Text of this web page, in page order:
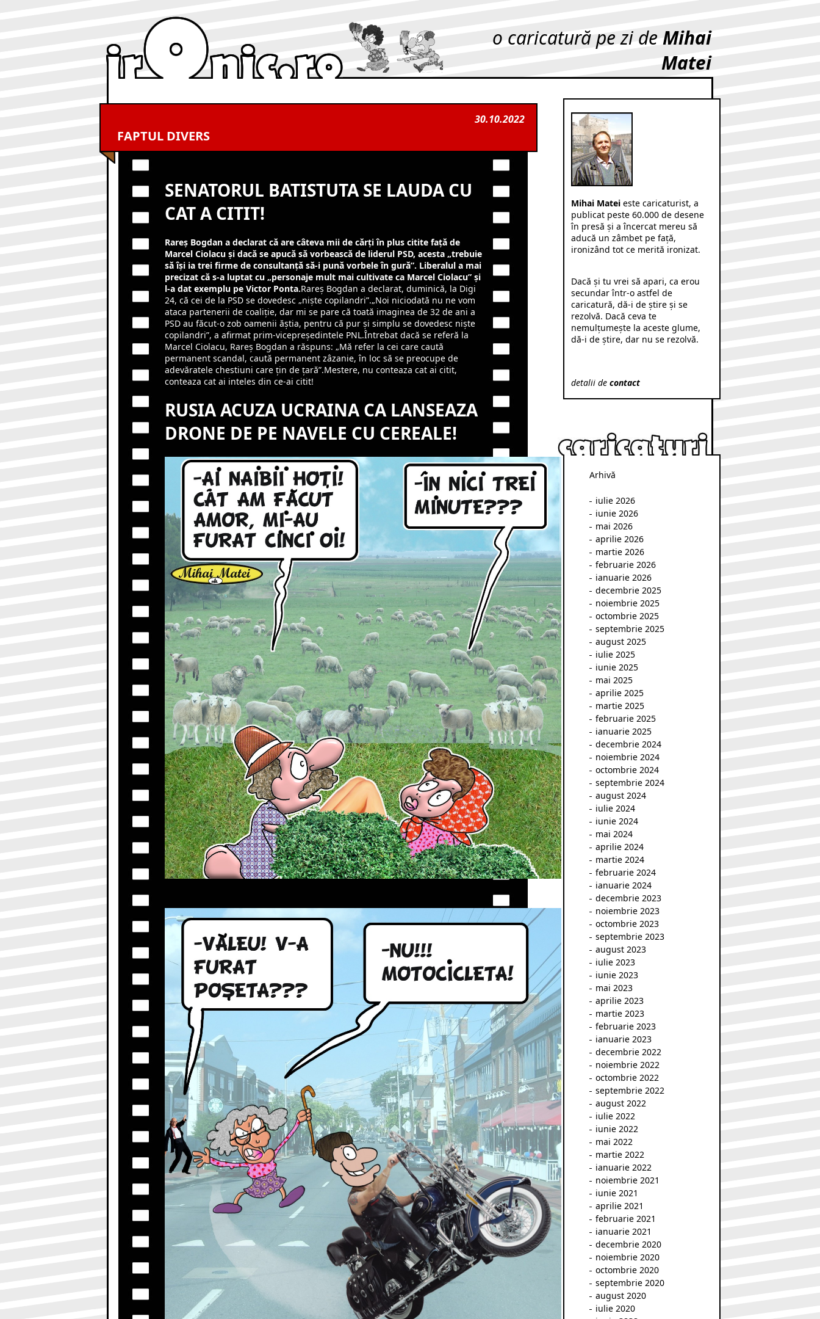
o caricatură pe zi deMihai
Matei
30.10.2022
FAPTUL DIVERS
SENATORUL BATISTUTA SE LAUDA CU
CAT A CITIT!
Rareş Bogdan a declarat că are câteva mii de cărţi în plus citite faţă de
Marcel Ciolacu şi dacă se apucă să vorbească de liderul PSD, acesta „trebuie
să îşi ia trei firme de consultanţă să-i pună vorbele în gură”. Liberalul a mai
precizat că s-a luptat cu „personaje mult mai cultivate ca Marcel Ciolacu” şi
l-a dat exemplu pe Victor Ponta.Rareş Bogdan a declarat, duminică, la Digi
24, că cei de la PSD se dovedesc „nişte copilandri”.„Noi niciodată nu ne vom
ataca partenerii de coaliţie, dar mi se pare că toată imaginea de 32 de ani a
PSD au făcut-o zob oamenii ăştia, pentru că pur şi simplu se dovedesc nişte
copilandri”, a afirmat prim-vicepreşedintele PNL.Întrebat dacă se referă la
Marcel Ciolacu, Rareş Bogdan a răspuns: „Mă refer la cei care caută
permanent scandal, caută permanent zâzanie, în loc să se preocupe de
adevăratele chestiuni care ţin de ţară”.Mestere, nu conteaza cat ai citit,
conteaza cat ai inteles din ce-ai citit!
RUSIA ACUZA UCRAINA CA LANSEAZA
DRONE DE PE NAVELE CU CEREALE!
Mihai Matei este caricaturist, a
publicat peste 60.000 de desene
în presă şi a încercat mereu să
aducă un zâmbet pe faţă,
ironizând tot ce merită ironizat.
Dacă şi tu vrei să apari, ca erou
secundar într-o astfel de
caricatură, dă-i de ştire şi se
rezolvă. Dacă ceva te
nemulţumeşte la aceste glume,
dă-i de ştire, dar nu se rezolvă.
detalii de contact
Arhivă
iulie 2026
iunie 2026
mai 2026
aprilie 2026
martie 2026
februarie 2026
ianuarie 2026
decembrie 2025
noiembrie 2025
octombrie 2025
septembrie 2025
august 2025
iulie 2025
iunie 2025
mai 2025
aprilie 2025
martie 2025
februarie 2025
ianuarie 2025
decembrie 2024
noiembrie 2024
octombrie 2024
septembrie 2024
august 2024
iulie 2024
iunie 2024
mai 2024
aprilie 2024
martie 2024
februarie 2024
ianuarie 2024
decembrie 2023
noiembrie 2023
octombrie 2023
septembrie 2023
august 2023
iulie 2023
iunie 2023
mai 2023
aprilie 2023
martie 2023
februarie 2023
ianuarie 2023
decembrie 2022
noiembrie 2022
octombrie 2022
septembrie 2022
august 2022
iulie 2022
iunie 2022
mai 2022
martie 2022
ianuarie 2022
noiembrie 2021
iunie 2021
aprilie 2021
februarie 2021
ianuarie 2021
decembrie 2020
noiembrie 2020
octombrie 2020
septembrie 2020
august 2020
iulie 2020